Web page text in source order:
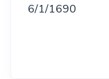
6/1/1690